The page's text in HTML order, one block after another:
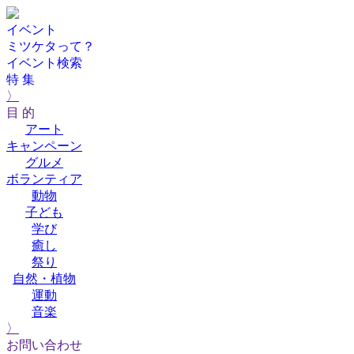
イベント
ミツケタって？
イベント検索
特 集
〉
目 的
アート
キャンペーン
グルメ
ボランティア
動物
子ども
学び
癒し
祭り
自然・植物
運動
音楽
〉
お問い合わせ